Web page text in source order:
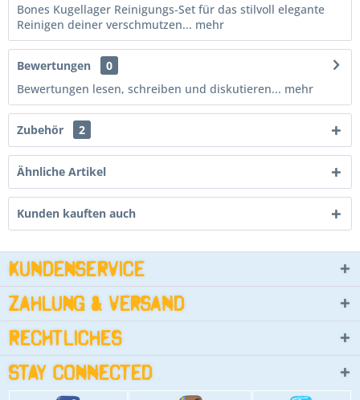
Bones Kugellager Reinigungs-Set für das stilvoll elegante
Reinigen deiner verschmutzen... mehr
Bewertungen
0
Bewertungen lesen, schreiben und diskutieren... mehr
Zubehör 2
Ähnliche Artikel
Kunden kauften auch
Kundenservice
Zahlung & Versand
Rechtliches
Stay connected